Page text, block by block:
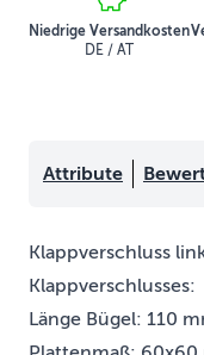
Niedrige Versandkosten
DE / AT
Attribute
Klappverschluss
Klappverschlusses:
Länge Bügel: 110